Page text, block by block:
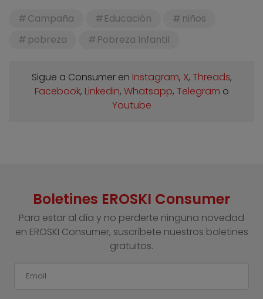
Campaña Educación
niños
pobreza
Pobreza Infantil
Sigue a Consumer en Instagram, X, Threads,
Facebook, Linkedin, Whatsapp, Telegram o
Youtube
Boletines EROSKI Consumer
Para estar al día y no perderte ninguna novedad
en EROSKI Consumer, suscríbete nuestros boletines
gratuitos.